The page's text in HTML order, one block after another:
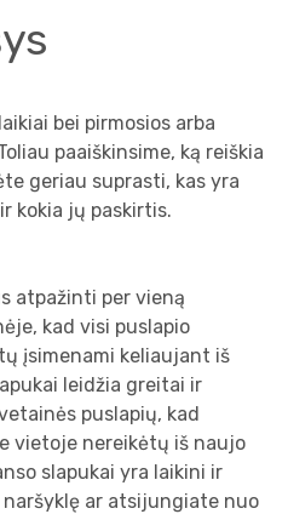
bei pirmosios arba
paaiškinsime, ką reiškia
geriau suprasti, kas yra
kokia jų paskirtis.
atpažinti per vieną
kad visi puslapio
įsimenami keliaujant iš
leidžia greitai ir
puslapių, kad
vietoje nereikėtų iš naujo
slapukai yra laikini ir
ar atsijungiate nuo